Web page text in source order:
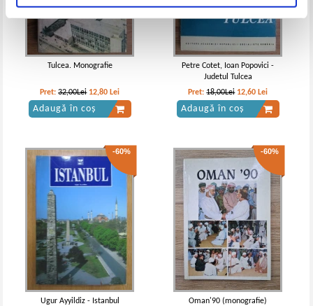
Tulcea. Monografie
Pret:32,00Lei 12,80 Lei
Adaugă în coș
Petre Cotet, Ioan Popovici -
Judetul Tulcea
Pret:18,00Lei 12,60 Lei
Adaugă în coș
-60%
Ugur Ayyildiz - Istanbul
-60%
Oman'90 (monografie)